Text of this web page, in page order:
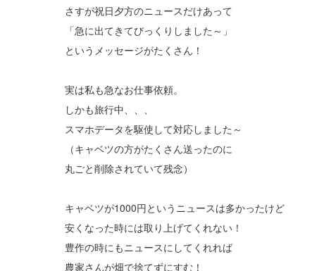
さすが祝日夕方のニュースだけあって
「急に出てきてびっくりしました～」
というメッセージがたくさん！
実は私も急なお仕事依頼。
しかも旅行中、、、
スマホデータを駆使して対応しました～
（キャベツの方がたくさん送ったのに
丸ごと削除されていて残念）
キャベツが1000円というニュースは多かったけど
安くなった時には取り上げてくれない！
豊作の時にもニュースにしてくれれば
農家さんが畑で捨てずにすむ！